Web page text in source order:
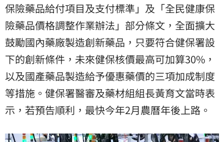
保險藥品給付項目及支付標準」及「全民健康保
險藥品價格調整作業辦法」部分條文，全面擴大
鼓勵國內藥廠製造創新藥品，只要符合健保署設
下的創新條件，未來健保核價最高可加算30%，
以及國產藥品製造給予優惠藥價的三項加成制度
等措施。健保署醫審及藥材組組長黃育文當時表
示，若預告順利，最快今年2月農曆年後上路。